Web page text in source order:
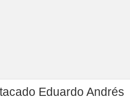
Eduardo Andrés